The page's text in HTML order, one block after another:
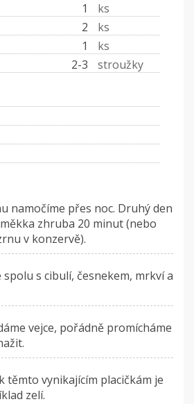
1
ks
2
ks
1
ks
2-3
stroužky
namočíme přes noc. Druhý den
zhruba 20 minut (nebo
v konzervě).
spolu s cibulí, česnekem, mrkví a
vejce, pořádně promícháme
těmto vynikajícím placičkám je
zelí.